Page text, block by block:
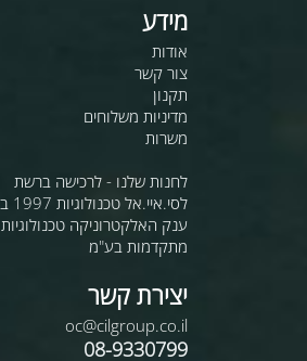
מידע
אודות
צור קשר
תקנון
מדיניות משלוחים
משרות
לחנות שלנו - לרכישה ברשת
לסי.איי.אל טכנולוגיות 1997 בע"מ
ענק האלקטרוניקה טכנולוגיות
מתקדמות בע"מ
יצירת קשר
oc@cilgroup.co.il
08-9330799